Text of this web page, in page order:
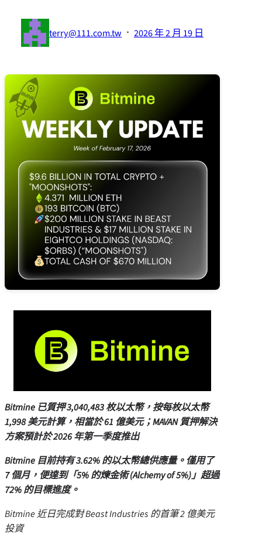
terry@111.com.tw · 2026 年 2 月 19 日
Bitmine 已質押 3,040,483 枚以太幣，按每枚以太幣
1,998 美元計算，相當於 61 億美元；MAVAN 質押解決
方案預計於 2026 年第一季度推出
Bitmine 目前持有 3.62% 的以太幣總供應量。僅用了
7 個月，便達到「5% 的煉金術 (Alchemy of 5%)」超過
72% 的目標進度。
Bitmine 近日完成對 Beast Industries 的首筆 2 億美元
投資